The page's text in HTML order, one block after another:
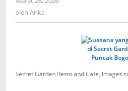
dan
Tersimpan
Bangunan
Sejarah
oleh Arika
Secret Garden Resto and Cafe, images